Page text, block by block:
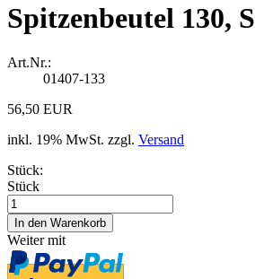
Spitzenbeutel 130,
Art.Nr.:
01407-133
56,50 EUR
inkl. 19% MwSt. zzgl. Versand
Stück:
Stück
Weiter mit